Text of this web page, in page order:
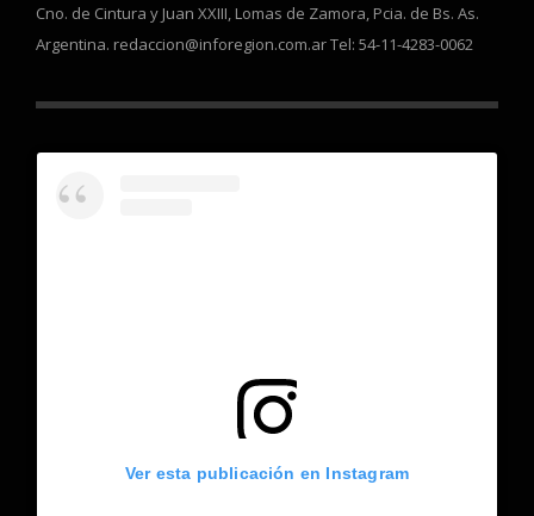
Cno. de Cintura y Juan XXIII, Lomas de Zamora, Pcia. de Bs. As.
Argentina. redaccion@inforegion.com.ar Tel: 54-11-4283-0062
Ver esta publicación en Instagram